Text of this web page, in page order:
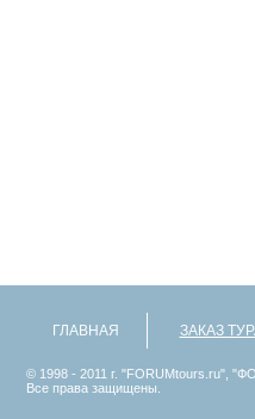
ГЛАВНАЯ ЗАКАЗ
© 1998 - 2011 г. "FORUMtours.ru",
Все права защищены.